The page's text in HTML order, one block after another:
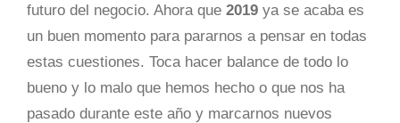
futuro del negocio. Ahora que 2019 ya se acaba es
un buen momento para pararnos a pensar en todas
estas cuestiones. Toca hacer balance de todo lo
bueno y lo malo que hemos hecho o que nos ha
pasado durante este año y marcarnos nuevos